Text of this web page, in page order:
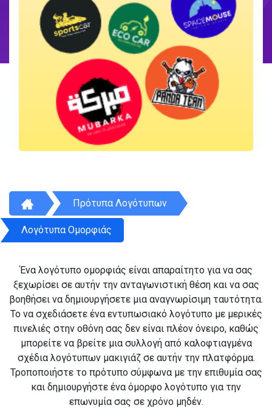
Πρότυπα Λογότυπων
Λογότυπα Ομορφιάς
Ένα λογότυπο ομορφιάς είναι απαραίτητο για να σας
ξεχωρίσει σε αυτήν την ανταγωνιστική θέση και να σας
βοηθήσει να δημιουργήσετε μια αναγνωρίσιμη ταυτότητα.
Το να σχεδιάσετε ένα εντυπωσιακό λογότυπο με μερικές
πινελιές στην οθόνη σας δεν είναι πλέον όνειρο, καθώς
μπορείτε να βρείτε μια συλλογή από καλοφτιαγμένα
σχέδια λογότυπων μακιγιάζ σε αυτήν την πλατφόρμα.
Τροποποιήστε το πρότυπο σύμφωνα με την επιθυμία σας
και δημιουργήστε ένα όμορφο λογότυπο για την
επωνυμία σας σε χρόνο μηδέν.